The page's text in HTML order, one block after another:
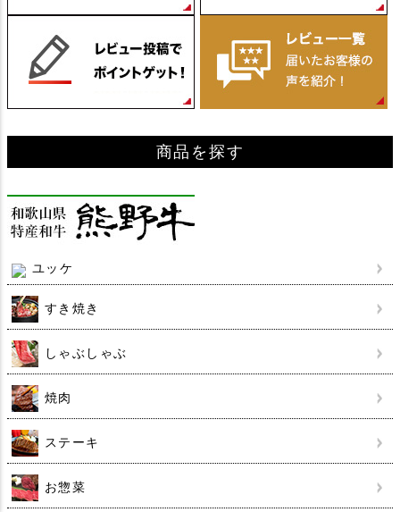
商品を探す
ユッケ
すき焼き
しゃぶしゃぶ
焼肉
ステーキ
お惣菜